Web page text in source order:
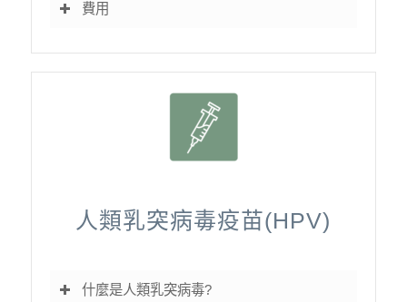
費用
人類乳突病毒疫苗(HPV)
什麼是人類乳突病毒?